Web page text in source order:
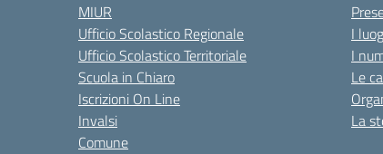
MIUR
Ufficio Scolastico Regionale
Ufficio Scolastico Territoriale
Scuola in Chiaro
Iscrizioni On Line
Invalsi
Comune
I
I
Le
La